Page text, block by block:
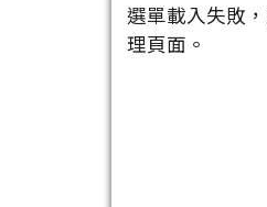
選單載入失敗
理頁面。